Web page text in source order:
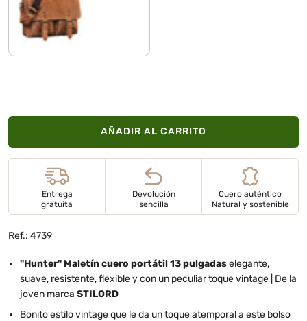
taranto - marrón
AÑADIR AL CARRITO
Entrega
gratuita
Devolución
sencilla
Cuero auténtico
Natural y sostenible
Ref.: 4739
"Hunter" Maletín cuero portátil 13 pulgadaselegante,
suave, resistente, flexible y con un peculiar toque vintage | De la
joven marca STILORD
Bonito estilo vintage que le da un toque atemporal a este bolso